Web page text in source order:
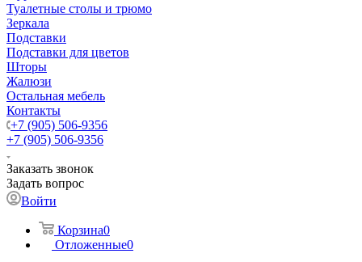
Туалетные столы и трюмо
Зеркала
Подставки
Подставки для цветов
Шторы
Жалюзи
Остальная мебель
Контакты
+7 (905) 506-9356
+7 (905) 506-9356
Заказать звонок
Задать вопрос
Войти
Корзина0
Отложенные0